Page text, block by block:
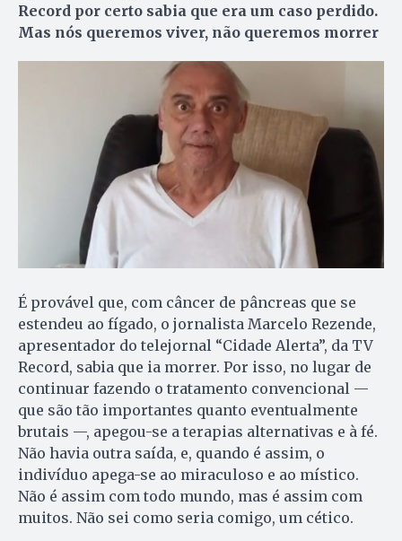
Record por certo sabia que era um caso perdido.
Mas nós queremos viver, não queremos morrer
É provável que, com câncer de pâncreas que se
estendeu ao fígado, o jornalista Marcelo Rezende,
apresentador do telejornal “Cidade Alerta”, da TV
Record, sabia que ia morrer. Por isso, no lugar de
continuar fazendo o tratamento convencional —
que são tão importantes quanto eventualmente
brutais —, apegou-se a terapias alternativas e à fé.
Não havia outra saída, e, quando é assim, o
indivíduo apega-se ao miraculoso e ao místico.
Não é assim com todo mundo, mas é assim com
muitos. Não sei como seria comigo, um cético.